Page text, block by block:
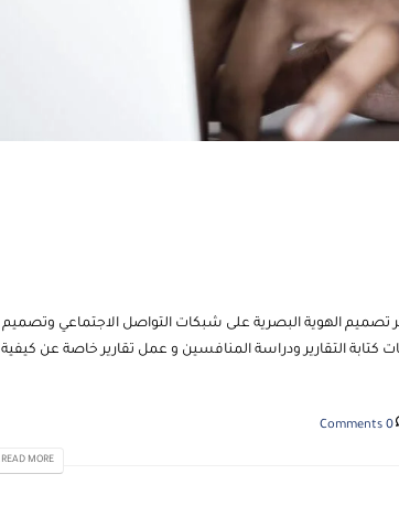
تصميم الهوية البصرية على شبكات التواصل الاجتماعي وتصميم
كتابة التقارير ودراسة المنافسين و عمل تقارير خاصة عن كيفية
0 Comments
READ MORE...